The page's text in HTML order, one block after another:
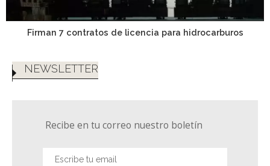
Firman 7 contratos de licencia para hidrocarburos
NEWSLETTER
Recibe en tu correo nuestro boletín